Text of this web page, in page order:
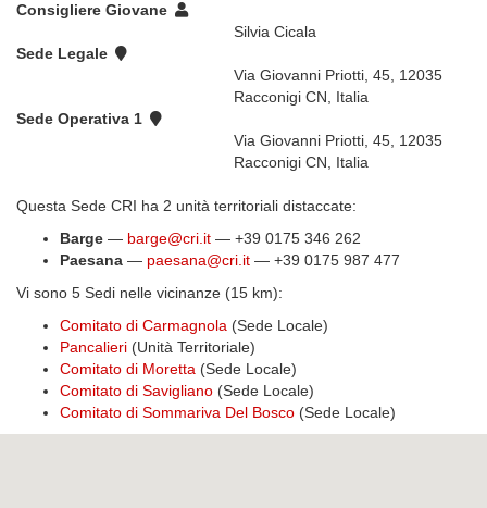
Consigliere Giovane
Silvia Cicala
Sede Legale
Via Giovanni Priotti, 45, 12035
Racconigi CN, Italia
Sede Operativa 1
Via Giovanni Priotti, 45, 12035
Racconigi CN, Italia
Questa Sede CRI ha 2 unità territoriali distaccate:
Barge — barge@cri.it — +39 0175 346 262
Paesana — paesana@cri.it — +39 0175 987 477
Vi sono 5 Sedi nelle vicinanze (15 km):
Comitato di Carmagnola (Sede Locale)
Pancalieri (Unità Territoriale)
Comitato di Moretta (Sede Locale)
Comitato di Savigliano (Sede Locale)
Comitato di Sommariva Del Bosco (Sede Locale)